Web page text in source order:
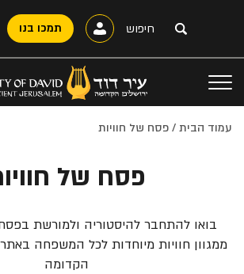
תמכו בנו
עמוד הבית / פסח של חוויות
פסח של
בואו להתחבר להיסטוריה ולמורשת
ממגוון חוויות מיוחדות לכל המשפחה
הקדומה